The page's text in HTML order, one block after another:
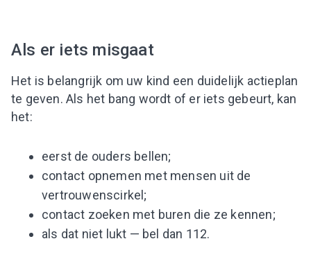
Als er iets misgaat
Het is belangrijk om uw kind een duidelijk actieplan
te geven. Als het bang wordt of er iets gebeurt, kan
het:
eerst de ouders bellen;
contact opnemen met mensen uit de
vertrouwenscirkel;
contact zoeken met buren die ze kennen;
als dat niet lukt — bel dan 112.